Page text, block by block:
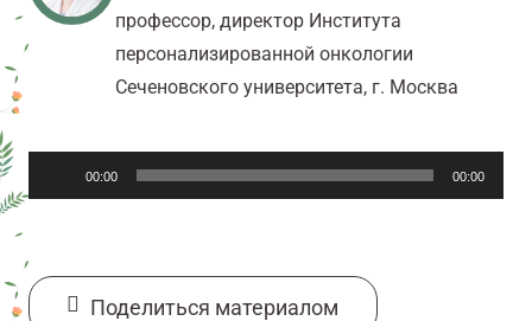
профессор, директор Института
персонализированной онкологии
Сеченовского университета, г. Москва
Аудиоплеер
00:00 00:00
Поделиться материалом